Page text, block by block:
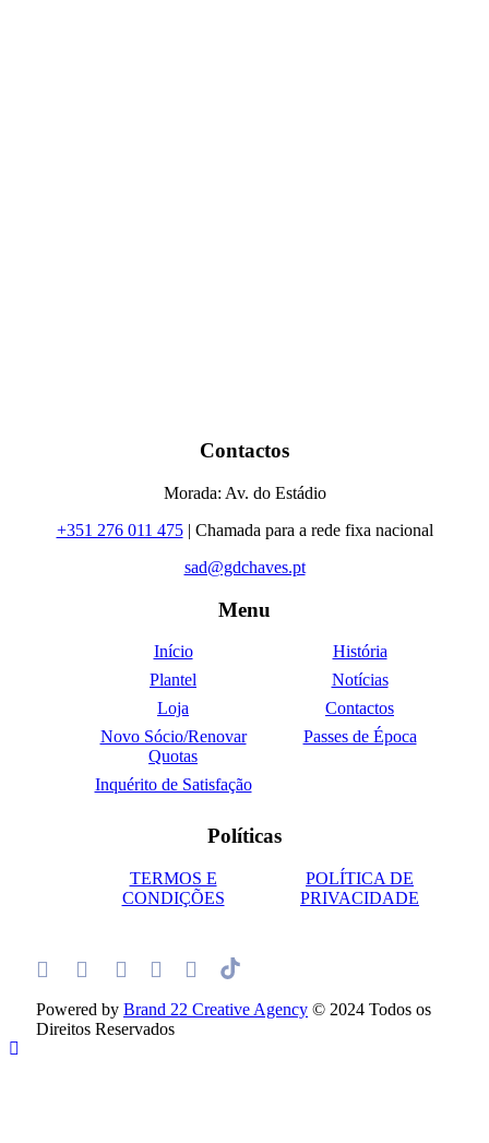
Contactos
Morada: Av. do Estádio
+351 276 011 475| Chamada para a rede fixa nacional
sad@gdchaves.pt
Menu
Início
História
Plantel
Notícias
Loja
Contactos
Novo Sócio/Renovar
Quotas
Passes de Época
Inquérito de Satisfação
Políticas
TERMOS E
CONDIÇÕES
POLÍTICA DE
PRIVACIDADE
Powered by Brand 22 Creative Agency © 2024 Todos os
Direitos Reservados